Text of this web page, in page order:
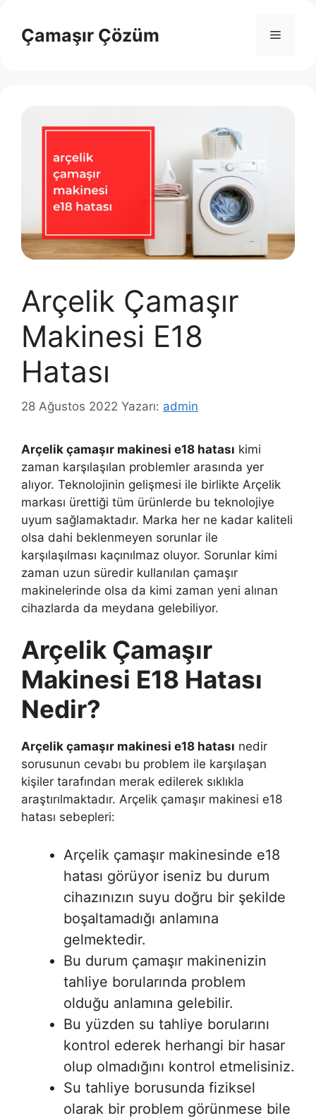
Çamaşır Çözüm Menü
Arçelik Çamaşır
Makinesi E18
Hatası
28 Ağustos 2022 Yazarı: admin
Arçelik çamaşır makinesi e18 hatası kimi
zaman karşılaşılan problemler arasında yer
alıyor. Teknolojinin gelişmesi ile birlikte Arçelik
markası ürettiği tüm ürünlerde bu teknolojiye
uyum sağlamaktadır. Marka her ne kadar kaliteli
olsa dahi beklenmeyen sorunlar ile
karşılaşılması kaçınılmaz oluyor. Sorunlar kimi
zaman uzun süredir kullanılan çamaşır
makinelerinde olsa da kimi zaman yeni alınan
cihazlarda da meydana gelebiliyor.
Arçelik Çamaşır
Makinesi E18 Hatası
Nedir?
Arçelik çamaşır makinesi e18 hatası nedir
sorusunun cevabı bu problem ile karşılaşan
kişiler tarafından merak edilerek sıklıkla
araştırılmaktadır. Arçelik çamaşır makinesi e18
hatası sebepleri:
Arçelik çamaşır makinesinde e18
hatası görüyor iseniz bu durum
cihazınızın suyu doğru bir şekilde
boşaltamadığı anlamına
gelmektedir.
Bu durum çamaşır makinenizin
tahliye borularında problem
olduğu anlamına gelebilir.
Bu yüzden su tahliye borularını
kontrol ederek herhangi bir hasar
olup olmadığını kontrol etmelisiniz.
Su tahliye borusunda fiziksel
olarak bir problem görünmese bile